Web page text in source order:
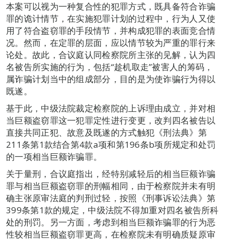
本案可以视为一种复合性的犯罪方式，既具备符合诈骗
罪的诡计情节，在实施犯罪计划的过程中，行为人又使
用了符合盗窃罪的手段情节，并构成犯罪的表面竞合情
况。然而，在定罪的层面，应以情节较为严重的罪行来
论处。故此，合议庭认同检察院所主张的见解，认为四
名被告所实施的行为，包括“趁机取走”被害人的筹码，
属诈骗计划当中的组成部分，目的是为使诈骗行为得以
既遂。
基于此，中级法院裁定检察院的上诉理由成立，并对相
当巨额盗窃罪这一犯罪定性进行变更，改判四名被告以
直接共同正犯、故意及既遂的方式触犯《刑法典》第
211条第1款结合第4款a项和第196条b项所规定和处罚
的一项相当巨额诈骗罪。
关于量刑，合议庭指出，经特别减轻后的相当巨额诈骗
罪与相当巨额盗窃罪的刑幅相同，由于检察院并未有明
确主张原审法庭的判刑过轻，按照《刑事诉讼法典》第
399条第1款的规定，中级法院不得加重对四名被告所科
处的刑罚。另一方面，考虑到相当巨额诈骗罪的行为恶
性较相当巨额盗窃罪更高，在检察院未有明确质疑原审